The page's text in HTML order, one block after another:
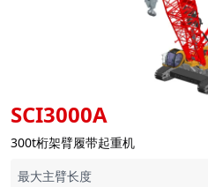
SCI3000A
300t桁架臂履带起重机
最大主臂长度